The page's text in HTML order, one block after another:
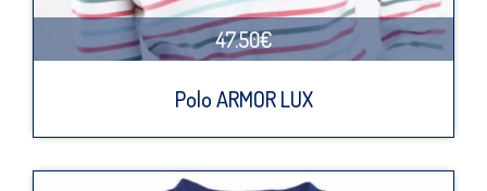
47.50€
Polo ARMOR LUX